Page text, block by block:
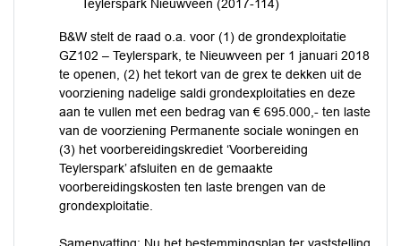
Teylerspark Nieuwveen (2017-114)
B&W stelt de raad o.a. voor (1) de grondexploitatie
GZ102 – Teylerspark, te Nieuwveen per 1 januari 2018
te openen, (2) het tekort van de grex te dekken uit de
voorziening nadelige saldi grondexploitaties en deze
aan te vullen met een bedrag van € 695.000,- ten laste
van de voorziening Permanente sociale woningen en
(3) het voorbereidingskrediet ‘Voorbereiding
Teylerspark’ afsluiten en de gemaakte
voorbereidingskosten ten laste brengen van de
grondexploitatie.